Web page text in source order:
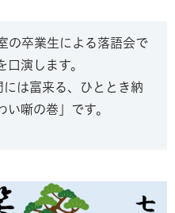
の卒業生による落語会で
演します。
は富来る、ひととき納
噺の巻」です。